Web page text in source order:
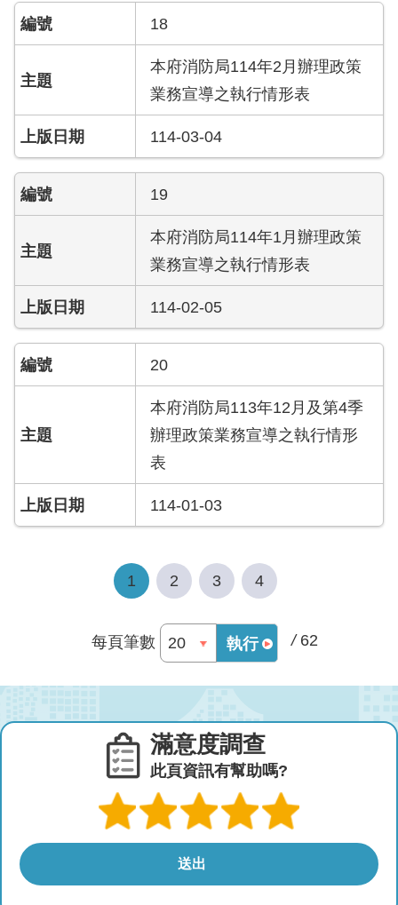
私
權
資
訊
安
政
策
府
網
資
料
開
告
權
宣
18
本府消防局114年2月辦理政策
業務宣導之執行情形表
114-03-04
19
本府消防局114年1月辦理政策
業務宣導之執行情形表
114-02-05
20
本府消防局113年12月及第4季
辦理政策業務宣導之執行情形
表
114-01-03
1 2 3 4
每頁筆數 執行 / 62
滿意度調查
此頁資訊有幫助嗎?